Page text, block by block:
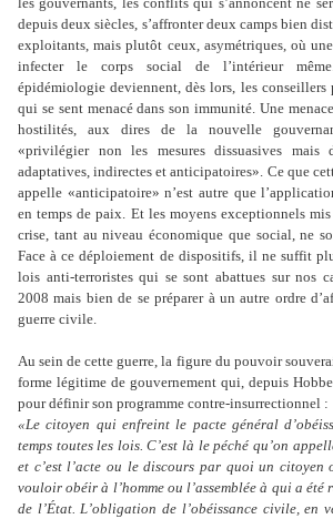
depuis deux siècles, s’affronter deux camps bien
exploitants, mais plutôt ceux, asymétriques, où
infecter le corps social de l’intérieur
épidémiologie deviennent, dès lors, les
qui se sent menacé dans son immunité. Une
hostilités, aux dires de la nouvelle
«privilégier non les mesures dissuasives mais
adaptatives, indirectes et anticipatoires». Ce que
appelle «anticipatoire» n’est autre que l’
en temps de paix. Et les moyens exceptionnels
crise, tant au niveau économique que social, ne
Face à ce déploiement de dispositifs, il ne suffit
lois anti-terroristes qui se sont abattues sur nos
2008 mais bien de se préparer à un autre ordre d’
guerre civile.
Au sein de cette guerre, la figure du pouvoir
forme légitime de gouvernement qui, depuis
pour définir son programme contre-insurrectionnel :
«Le citoyen qui enfreint le pacte général d’
temps toutes les lois. C’est là le péché qu ’on
et c’est l’acte ou le discours par quoi un citoyen
vouloir obéir à l’homme ou l’assemblée à qui a été
de l’État. L’obligation de l’obéissance civile, en